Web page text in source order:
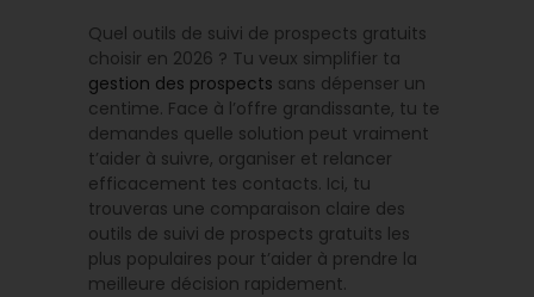
Quel outils de suivi de prospects gratuits
choisir en 2026 ? Tu veux simplifier ta
gestion des prospects sans dépenser un
centime. Face à l’offre grandissante, tu te
demandes quelle solution peut vraiment
t’aider à suivre, organiser et relancer
efficacement tes contacts. Ici, tu
trouveras une comparaison claire des
outils de suivi de prospects gratuits les
plus populaires pour t’aider à prendre la
meilleure décision rapidement.